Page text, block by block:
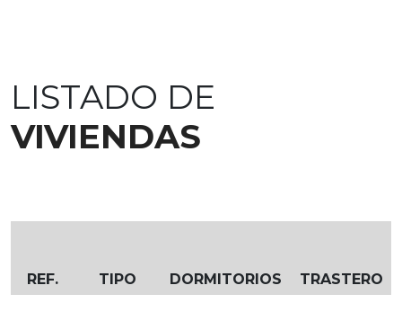
LISTADO DE
VIVIENDAS
REF. TIPO DORMITORIOS TRASTERO